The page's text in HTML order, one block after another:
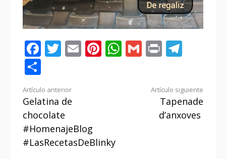
Facebook
Twitter
EmailPinterest
WhatsApp
Gmail
Print
Seguir
leyendo
Artículo anterior
Gelatina de
chocolate
#HomenajeBlog
#LasRecetasDeBlinky
Artículo siguiente
Tapenade
d’anxoves